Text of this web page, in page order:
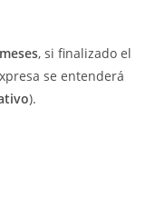
, si finalizado el
se entenderá
).